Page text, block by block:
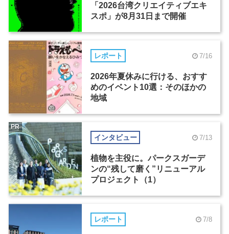
「2026台湾クリエイティブエキ
スポ」が8月31日まで開催
レポート 7/16
2026年夏休みに行ける、おすす
めのイベント10選：そのほかの
地域
インタビュー 7/13
植物を主役に。パークスガーデ
ンの“残して磨く”リニューアル
プロジェクト（1）
PR
レポート 7/8